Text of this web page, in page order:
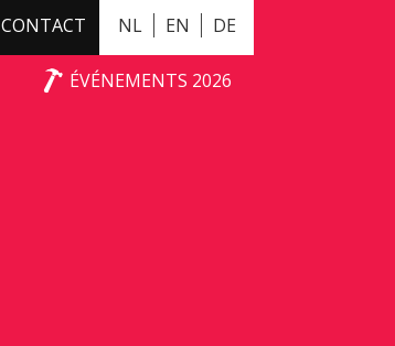
NL EN DE
CONTACT
ÉVÉNEMENTS 2026